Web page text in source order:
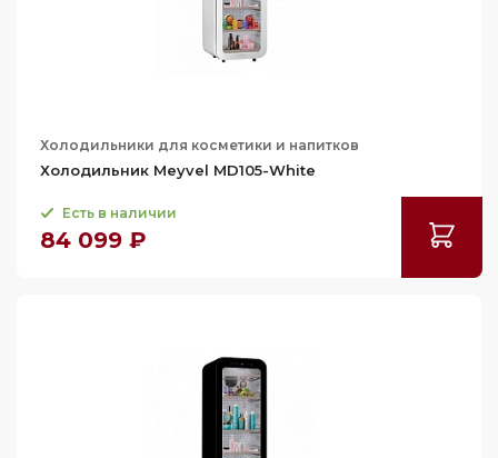
Холодильники для косметики и напитков
Холодильник Meyvel MD105-White
Есть в наличии
84 099 ₽